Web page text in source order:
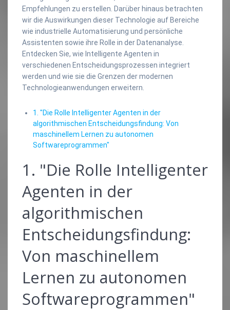
Empfehlungen zu erstellen. Darüber hinaus betrachten
wir die Auswirkungen dieser Technologie auf Bereiche
wie industrielle Automatisierung und persönliche
Assistenten sowie ihre Rolle in der Datenanalyse.
Entdecken Sie, wie Intelligente Agenten in
verschiedenen Entscheidungsprozessen integriert
werden und wie sie die Grenzen der modernen
Technologieanwendungen erweitern.
1. "Die Rolle Intelligenter Agenten in der
algorithmischen Entscheidungsfindung: Von
maschinellem Lernen zu autonomen
Softwareprogrammen"
1. "Die Rolle Intelligenter
Agenten in der
algorithmischen
Entscheidungsfindung:
Von maschinellem
Lernen zu autonomen
Softwareprogrammen"